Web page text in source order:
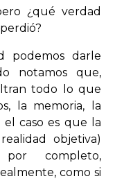
¿qué verdad
podemos darle
notamos que,
todo lo que
la memoria, la
el caso es que la
objetiva)
por completo,
como si